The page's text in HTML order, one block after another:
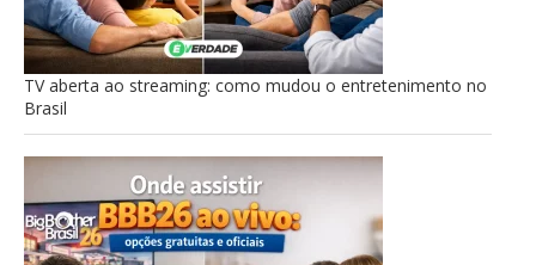
TV aberta ao streaming: como mudou o entretenimento no
Brasil